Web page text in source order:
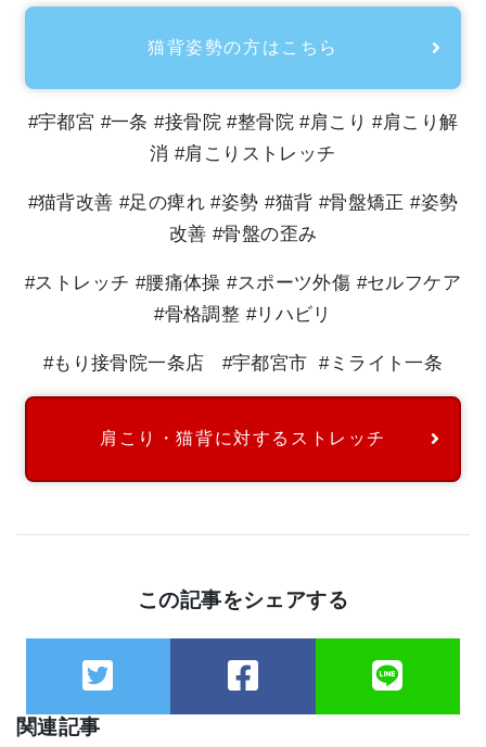
猫背姿勢の方はこちら
#宇都宮 #一条 #接骨院#整骨院#肩こり #肩こり解
消 #肩こりストレッチ
#猫背改善 #足の痺れ #姿勢 #猫背 #骨盤矯正 #姿勢
改善 #骨盤の歪み
#ストレッチ #腰痛体操 #スポーツ外傷 #セルフケア
#骨格調整 #リハビリ
#もり接骨院一条店 #宇都宮市 #ミライト一条
肩こり・猫背に対するストレッチ
この記事をシェアする
関連記事